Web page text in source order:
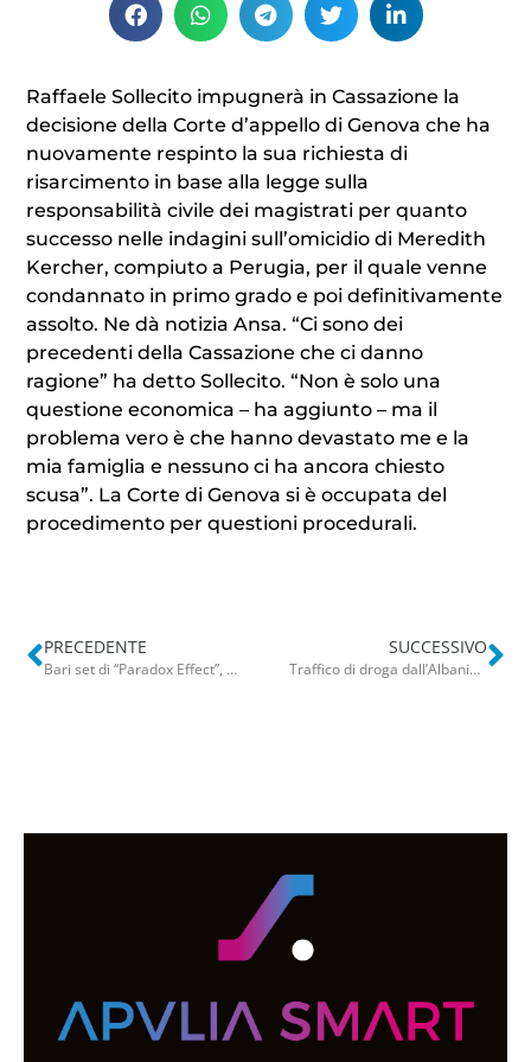
Raffaele Sollecito impugnerà in Cassazione la
decisione della Corte d’appello di Genova che ha
nuovamente respinto la sua richiesta di
risarcimento in base alla legge sulla
responsabilità civile dei magistrati per quanto
successo nelle indagini sull’omicidio di Meredith
Kercher, compiuto a Perugia, per il quale venne
condannato in primo grado e poi definitivamente
assolto. Ne dà notizia Ansa. “Ci sono dei
precedenti della Cassazione che ci danno
ragione” ha detto Sollecito. “Non è solo una
questione economica – ha aggiunto – ma il
problema vero è che hanno devastato me e la
mia famiglia e nessuno ci ha ancora chiesto
scusa”. La Corte di Genova si è occupata del
procedimento per questioni procedurali.
PRECEDENTE
Bari set di “Paradox Effect”, Emiliano incontra Harvey Keitel: “Emozionato nel conoscere una leggenda”
SUCCESSIVO
Traffico di droga dall’Albania, 21 indagati e 4 arresti a Brindisi: sequestrati 3.5 chili di cocaina